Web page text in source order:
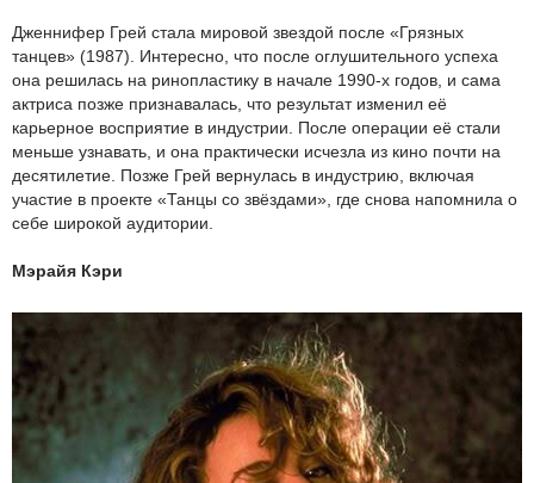
Дженнифер Грей стала мировой звездой после «Грязных
танцев» (1987). Интересно, что после оглушительного успеха
она решилась на ринопластику в начале 1990-х годов, и сама
актриса позже признавалась, что результат изменил её
карьерное восприятие в индустрии. После операции её стали
меньше узнавать, и она практически исчезла из кино почти на
десятилетие. Позже Грей вернулась в индустрию, включая
участие в проекте «Танцы со звёздами», где снова напомнила о
себе широкой аудитории.
Мэрайя Кэри